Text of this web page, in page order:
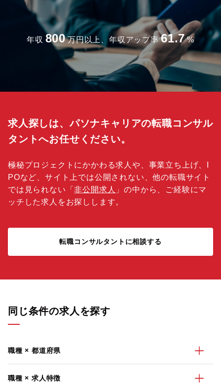
年収 800 万円以上、年収アップ率 61.7 %
求人探しは、パソナキャリアの転職コンサル
タントへお任せください。
極秘プロジェクトにかかわる求人や、事業立ち上げ、I
POなど、サイト上では公開されない、他の転職サイト
では見られない「非公開求人 」の中から、ご経験にマ
ッチした求人をお探しします。
転職コンサルタントに相談する
同じ条件の求人を探す
職種 × 都道府県
職種 × 求人特徴